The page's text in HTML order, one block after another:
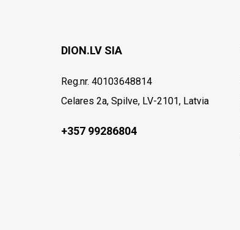
DION.LV SIA
Reg.nr. 40103648814
Celares 2a, Spilve, LV-2101, Latvia
+357 99286804